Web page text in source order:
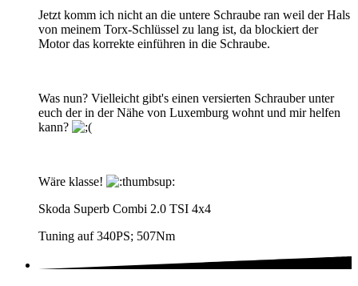
Jetzt komm ich nicht an die untere Schraube ran weil der Hals
von meinem Torx-Schlüssel zu lang ist, da blockiert der
Motor das korrekte einführen in die Schraube.
Was nun? Vielleicht gibt's einen versierten Schrauber unter
euch der in der Nähe von Luxemburg wohnt und mir helfen
kann?
Wäre klasse!
Skoda Superb Combi 2.0 TSI 4x4
Tuning auf 340PS; 507Nm